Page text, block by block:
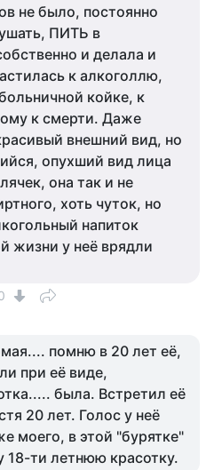
не было, постоянно
ПИТЬ в
и делала и
к алкоголлю,
койке, к
к смерти. Даже
внешний вид, но
опухший вид лица
она так и не
хоть чуток, но
напиток
жизни у неё врядли
помню в 20 лет её,
при её виде,
была. Встретил её
20 лет. Голос у неё
моего, в этой "бурятке"
18-ти летнюю красотку.